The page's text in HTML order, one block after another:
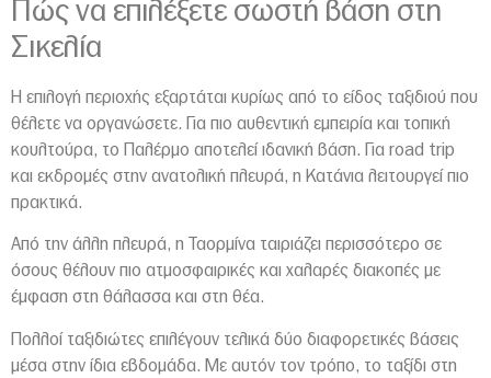
Πώς να επιλέξετε σωστή βάση στη
Σικελία
Η επιλογή περιοχής εξαρτάται κυρίως από το είδος ταξιδιού που
θέλετε να οργανώσετε. Για πιο αυθεντική εμπειρία και τοπική
κουλτούρα, το Παλέρμο αποτελεί ιδανική βάση. Για road trip
και εκδρομές στην ανατολική πλευρά, η Κατάνια λειτουργεί πιο
πρακτικά.
Από την άλλη πλευρά, η Ταορμίνα ταιριάζει περισσότερο σε
όσους θέλουν πιο ατμοσφαιρικές και χαλαρές διακοπές με
έμφαση στη θάλασσα και στη θέα.
Πολλοί ταξιδιώτες επιλέγουν τελικά δύο διαφορετικές βάσεις
μέσα στην ίδια εβδομάδα. Με αυτόν τον τρόπο, το ταξίδι στη